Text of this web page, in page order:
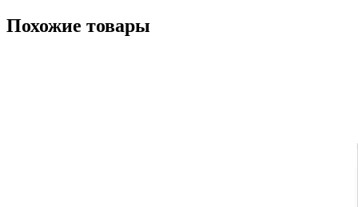
Похожие товары